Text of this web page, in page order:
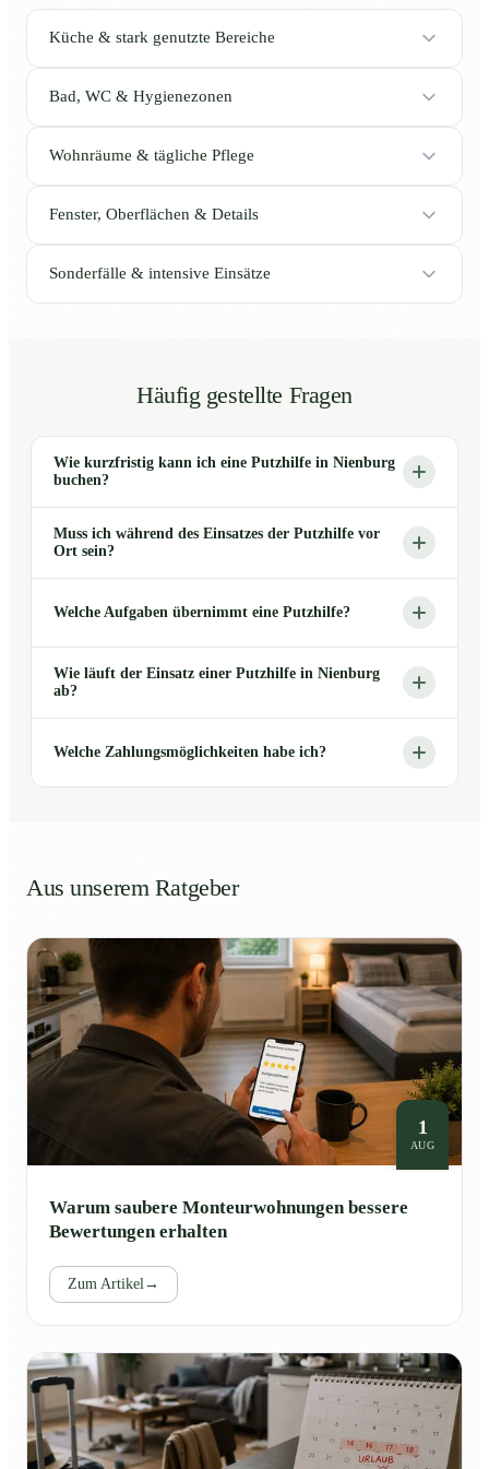
Küche & stark genutzte Bereiche
Bad, WC & Hygienezonen
Wohnräume & tägliche Pflege
Fenster, Oberflächen & Details
Sonderfälle & intensive Einsätze
Häufig gestellte Fragen
Wie kurzfristig kann ich eine Putzhilfe in Nienburg
buchen?
Muss ich während des Einsatzes der Putzhilfe vor
Ort sein?
Welche Aufgaben übernimmt eine Putzhilfe?
Wie läuft der Einsatz einer Putzhilfe in Nienburg
ab?
Welche Zahlungsmöglichkeiten habe ich?
Aus unserem Ratgeber
1
AUG
Warum saubere Monteurwohnungen bessere
Bewertungen erhalten
Zum Artikel →